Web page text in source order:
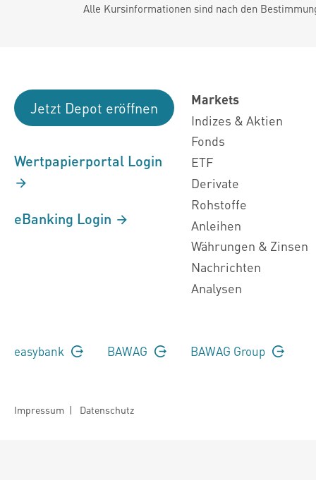
Alle Kursinformationen sind nach den
Jetzt Depot eröffnen
Wertpapierportal Login
eBanking Login
Markets
Indizes & Aktien
Fonds
ETF
Derivate
Rohstoffe
Anleihen
Währungen & Zinsen
Nachrichten
Analysen
easybank BAWAG BAWAG Group
Impressum | Datenschutz